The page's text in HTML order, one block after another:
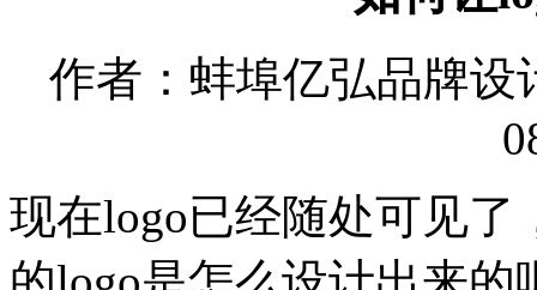
作者：蚌埠亿弘品牌设
现在logo已经随处可见